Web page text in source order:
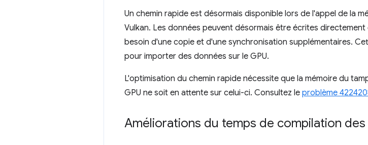
Un chemin rapide est désormais disponible lors de l'appel de la
Vulkan. Les données peuvent désormais être écrites
besoin d'une copie et d'une synchronisation supplémentaires.
pour importer des données sur le GPU.
L'optimisation du chemin rapide nécessite que la mémoire du
GPU ne soit en attente sur celui-ci. Consultez le problème
Améliorations du temps de compilation